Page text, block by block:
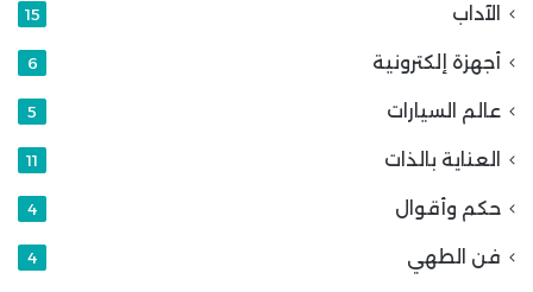
الآداب 15
أجهزة إلكترونية 6
عالم السيارات 5
العناية بالذات 11
حكم وأقوال 4
فن الطهي 4